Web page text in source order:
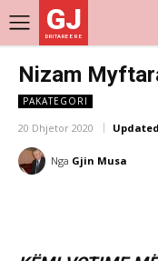
GJ
DRITARE E RE
Nizam
PAKATEGORI
20 Dhjetor 2020
Nga Gjin Musa